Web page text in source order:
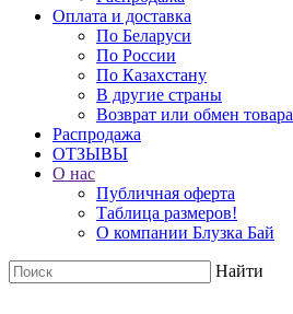
Оплата и доставка
По Беларуси
По России
По Казахстану
В другие страны
Возврат или обмен товара
Распродажа
ОТЗЫВЫ
О нас
Публичная оферта
Таблица размеров!
О компании Блузка Бай
Найти